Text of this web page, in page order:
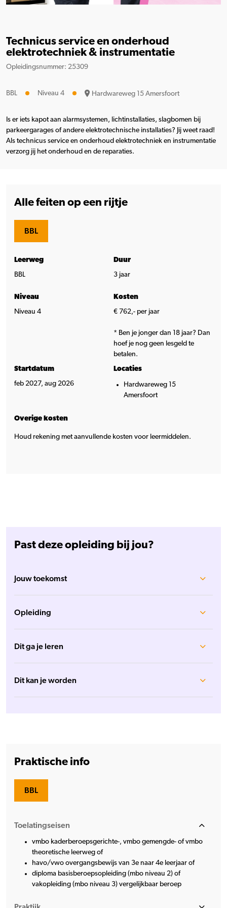
Technicus service en onderhoud
elektrotechniek & instrumentatie
Opleidingsnummer: 25309
BBL Niveau 4 Hardwareweg 15 Amersfoort
Is er iets kapot aan alarmsystemen, lichtinstallaties, slagbomen bij
parkeergarages of andere elektrotechnische installaties? Jij weet raad!
Als technicus service en onderhoud elektrotechniek en instrumentatie
verzorg jij het onderhoud en de reparaties.
Alle feiten op een rijtje
BBL
Leerweg
BBL
Duur
3 jaar
Niveau
Niveau 4
Kosten
€ 762,- per jaar
* Ben je jonger dan 18 jaar? Dan
hoef je nog geen lesgeld te
betalen.
Startdatum
feb 2027, aug 2026
Locaties
Hardwareweg 15
Amersfoort
Overige kosten
Houd rekening met aanvullende kosten voor leermiddelen.
Past deze opleiding bij jou?
Jouw toekomst
Opleiding
Dit ga je leren
Dit kan je worden
Praktische info
BBL
Toelatingseisen
vmbo kaderberoepsgerichte-, vmbo gemengde- of vmbo
theoretische leerweg of
havo/vwo overgangsbewijs van 3e naar 4e leerjaar of
diploma basisberoepsopleiding (mbo niveau 2) of
vakopleiding (mbo niveau 3) vergelijkbaar beroep